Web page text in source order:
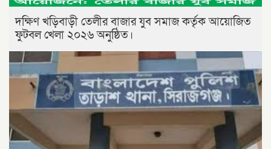
দক্ষিণ খড়িবাড়ী তেলীর বাজার যুব সমাজ কর্তৃক আয়োজিত
ফুটবল খেলা ২০২৬ অনুষ্ঠিত।